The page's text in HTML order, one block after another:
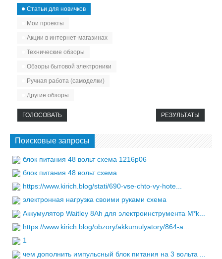
Статьи для новичков
Мои проекты
Акции в интернет-магазинах
Технические обзоры
Обзоры бытовой электроники
Ручная работа (самоделки)
Другие обзоры
ГОЛОСОВАТЬ РЕЗУЛЬТАТЫ
Поисковые запросы
блок питания 48 вольт схема 1216p06
блок питания 48 вольт схема
https://www.kirich.blog/stati/690-vse-chto-vy-hote...
электронная нагрузка своими руками схема
Аккумулятор Waitley 8Ah для электроинструмента M*k...
https://www.kirich.blog/obzory/akkumulyatory/864-a...
1
чем дополнить импульсный блок питания на 3 вольта ...